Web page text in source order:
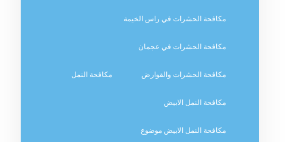
مكافحة الحشرات في راس الخيمة
مكافحة الحشرات في عجمان
مكافحة الحشرات والقوارض مكافحة النمل
مكافحة النمل الابيض
مكافحة النمل الابيض موضوع